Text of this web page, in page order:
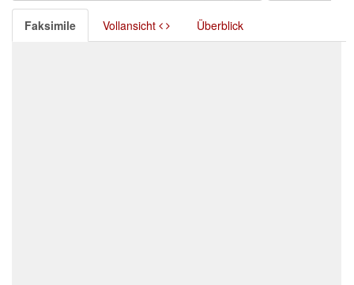
Faksimile Vollansicht Überblick